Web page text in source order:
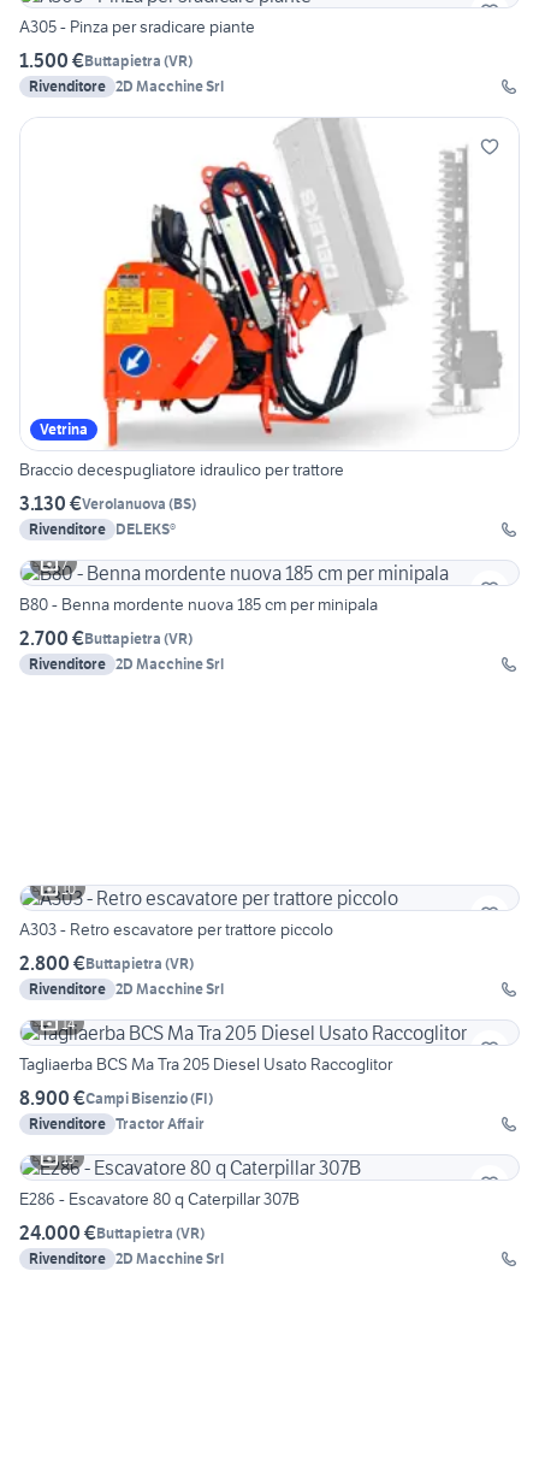
A305 - Pinza per sradicare piante
1.500 €Buttapietra (VR)
Rivenditore 2D Macchine Srl
Vetrina
Braccio decespugliatore idraulico per trattore
3.130 €Verolanuova (BS)
Rivenditore DELEKS®
7
B80 - Benna mordente nuova 185 cm per minipala
2.700 €Buttapietra (VR)
Rivenditore 2D Macchine Srl
10
A303 - Retro escavatore per trattore piccolo
2.800 €Buttapietra (VR)
Rivenditore 2D Macchine Srl
14
Tagliaerba BCS Ma Tra 205 Diesel Usato Raccoglitor
8.900 €Campi Bisenzio(FI)
Rivenditore Tractor Affair
13
E286 - Escavatore 80 q Caterpillar 307B
24.000 €Buttapietra (VR)
Rivenditore 2D Macchine Srl